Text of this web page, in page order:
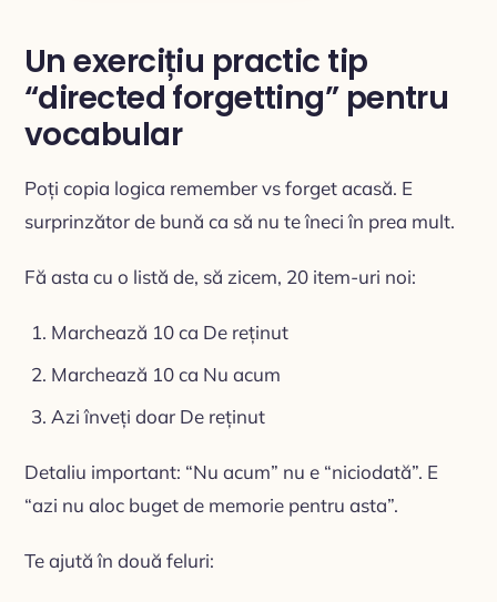
Un exercițiu practic tip
“directed forgetting” pentru
vocabular
Poți copia logica remember vs forget acasă. E
surprinzător de bună ca să nu te îneci în prea mult.
Fă asta cu o listă de, să zicem, 20 item-uri noi:
Marchează 10 ca De reținut
Marchează 10 ca Nu acum
Azi înveți doar De reținut
Detaliu important: “Nu acum” nu e “niciodată”. E
“azi nu aloc buget de memorie pentru asta”.
Te ajută în două feluri: